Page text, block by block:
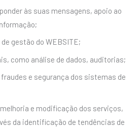
às suas mensagens, apoio ao
gestão do WEBSITE;
como análise de dados, auditorias;
fraudes e segurança dos sistemas de
e modificação dos serviços,
da identificação de tendências de